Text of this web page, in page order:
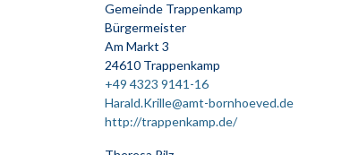
Gemeinde Trappenkamp
Bürgermeister
Am Markt 3
24610 Trappenkamp
+49 4323 9141-16
Harald.Krille@amt-bornhoeved.de
http://trappenkamp.de/